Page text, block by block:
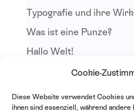
Cookie-
Diese Website verwendet Cookies
ihnen sind essenziell, während
Typografie und ihre
Was ist eine Punze?
Hallo Welt!
Es sind keine